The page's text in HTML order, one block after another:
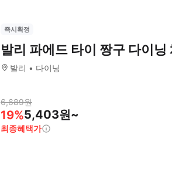
즉시확정
발리 파에드 타이 짱구 다이닝
발리 다이닝
6,689원
19%5,403원~
최종혜택가